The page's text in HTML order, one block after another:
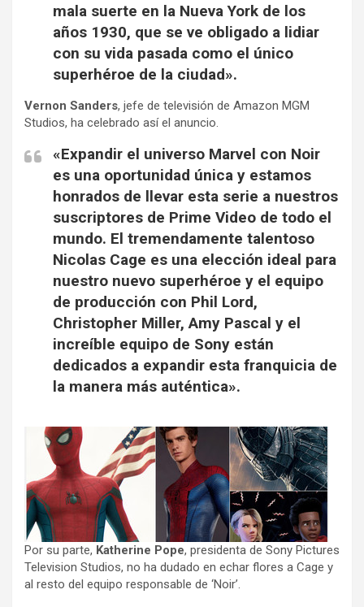
mala suerte en la Nueva York de los
años 1930, que se ve obligado a lidiar
con su vida pasada como el único
superhéroe de la ciudad».
Vernon Sanders, jefe de televisión de Amazon MGM
Studios, ha celebrado así el anuncio.
«Expandir el universo Marvel con Noir
es una oportunidad única y estamos
honrados de llevar esta serie a nuestros
suscriptores de Prime Video de todo el
mundo. El tremendamente talentoso
Nicolas Cage es una elección ideal para
nuestro nuevo superhéroe y el equipo
de producción con Phil Lord,
Christopher Miller, Amy Pascal y el
increíble equipo de Sony están
dedicados a expandir esta franquicia de
la manera más auténtica».
Por su parte, Katherine Pope, presidenta de Sony Pictures
Television Studios, no ha dudado en echar flores a Cage y
al resto del equipo responsable de ‘Noir’.